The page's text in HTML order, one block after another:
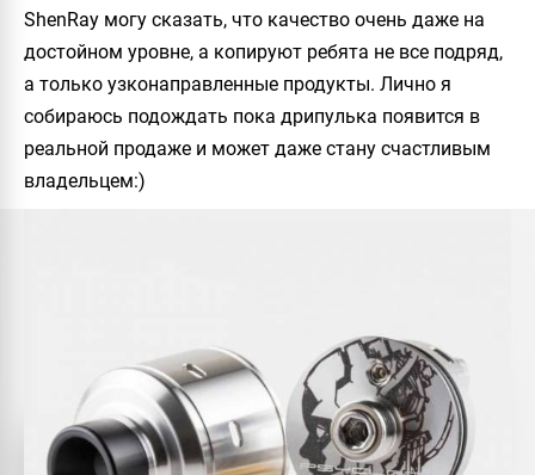
ShenRay могу сказать, что качество очень даже на
достойном уровне, а копируют ребята не все подряд,
а только узконаправленные продукты. Лично я
собираюсь подождать пока дрипулька появится в
реальной продаже и может даже стану счастливым
владельцем:)